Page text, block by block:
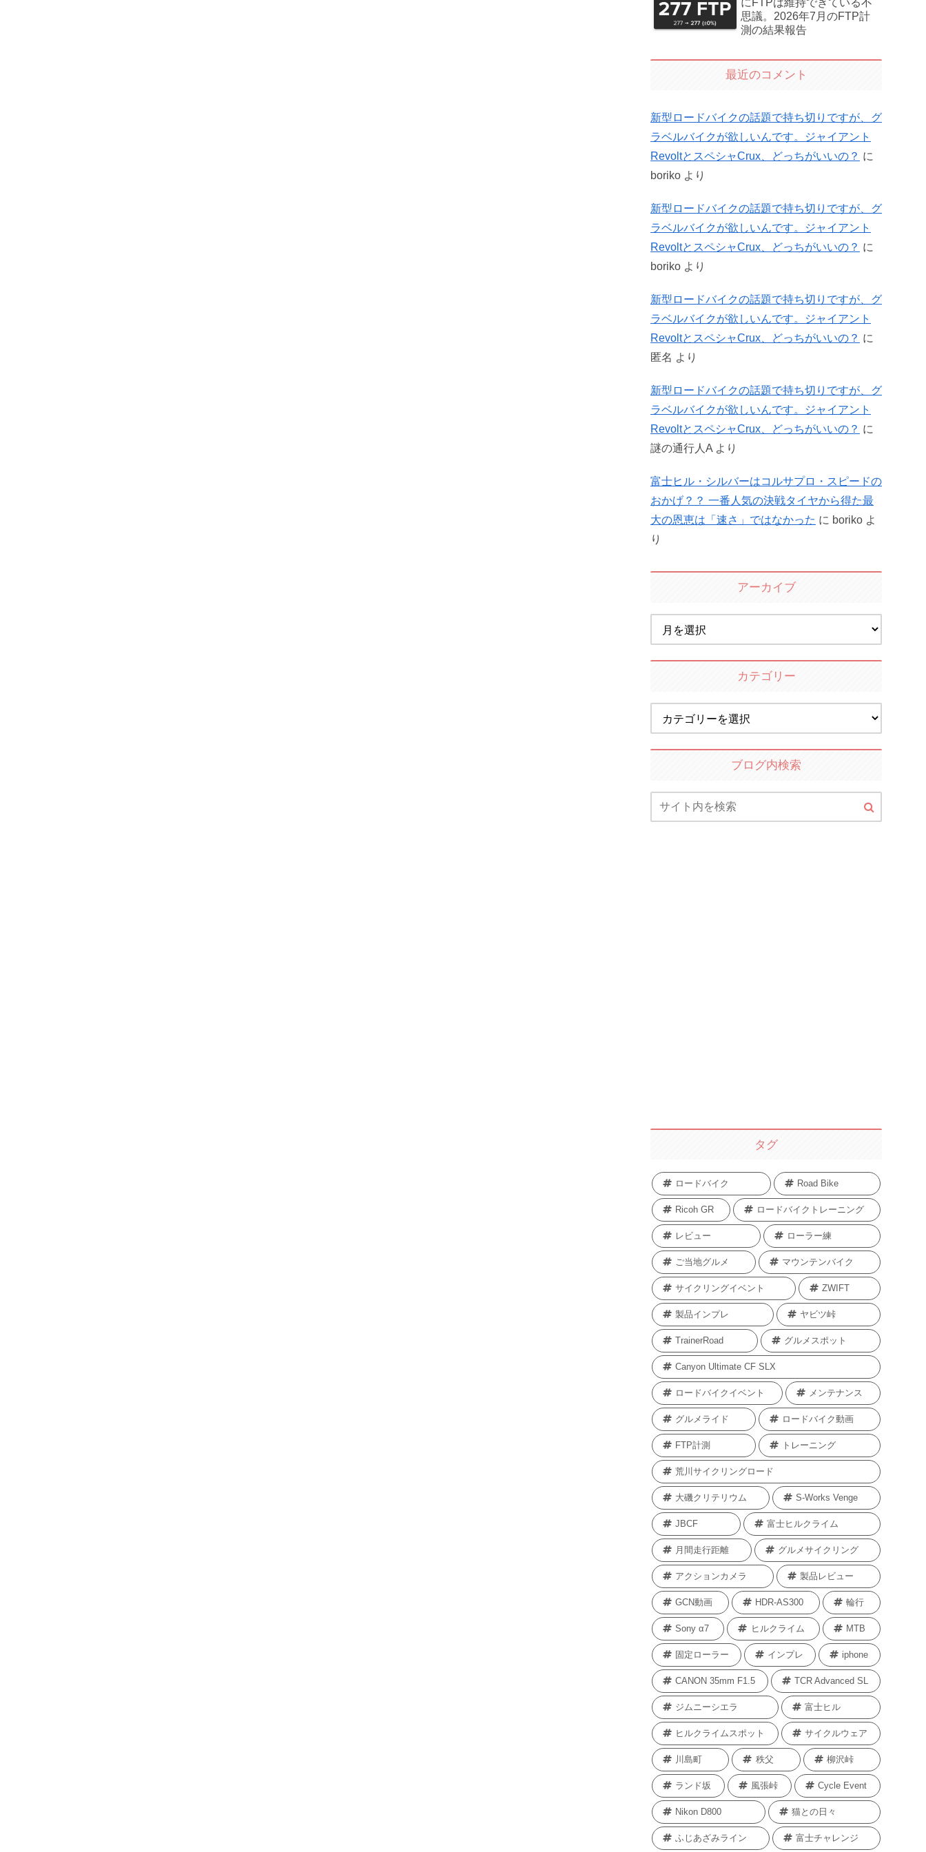
にFTPは維持できている不
思議。2026年7月のFTP計
測の結果報告
最近のコメント
新型ロードバイクの話題で持ち切りですが、グ
ラベルバイクが欲しいんです。ジャイアント
RevoltとスペシャCrux、どっちがいいの？ に
boriko より
新型ロードバイクの話題で持ち切りですが、グ
ラベルバイクが欲しいんです。ジャイアント
RevoltとスペシャCrux、どっちがいいの？ に
boriko より
新型ロードバイクの話題で持ち切りですが、グ
ラベルバイクが欲しいんです。ジャイアント
RevoltとスペシャCrux、どっちがいいの？ に
匿名 より
新型ロードバイクの話題で持ち切りですが、グ
ラベルバイクが欲しいんです。ジャイアント
RevoltとスペシャCrux、どっちがいいの？ に
謎の通行人A より
富士ヒル・シルバーはコルサプロ・スピードの
おかげ？？ 一番人気の決戦タイヤから得た最
大の恩恵は「速さ」ではなかった に boriko よ
り
アーカイブ
カテゴリー
ブログ内検索
タグ
ロードバイク Road Bike
Ricoh GR ロードバイクトレーニング
レビュー ローラー練
ご当地グルメ マウンテンバイク
サイクリングイベント ZWIFT
製品インプレ ヤビツ峠
TrainerRoad グルメスポット
Canyon Ultimate CF SLX
ロードバイクイベント メンテナンス
グルメライド ロードバイク動画
FTP計測 トレーニング
荒川サイクリングロード
大磯クリテリウム S-Works Venge
JBCF 富士ヒルクライム
月間走行距離 グルメサイクリング
アクションカメラ 製品レビュー
GCN動画 HDR-AS300 輪行
Sony α7 ヒルクライム MTB
固定ローラー インプレ iphone
CANON 35mm F1.5 TCR Advanced SL
ジムニーシエラ 富士ヒル
ヒルクライムスポット サイクルウェア
川島町 秩父 柳沢峠
ランド坂 風張峠 Cycle Event
Nikon D800 猫との日々
ふじあざみライン 富士チャレンジ